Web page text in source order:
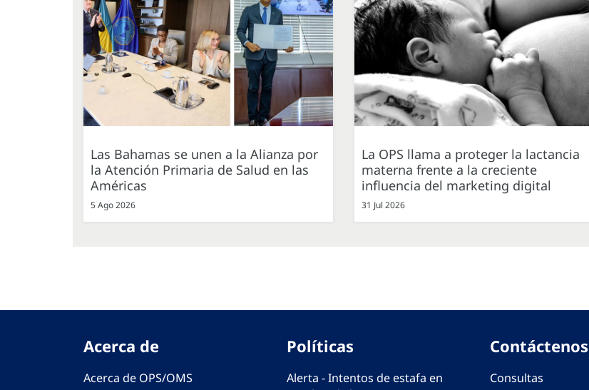
Las Bahamas se unen a la Alianza por
la Atención Primaria de Salud en las
Américas
5 Ago 2026
La OPS llama a proteger la lactancia
materna frente a la creciente
influencia del marketing digital
31 Jul 2026
Acerca de
Acerca de OPS/OMS
Políticas
Alerta - Intentos de estafa en
Contáctenos
Consultas